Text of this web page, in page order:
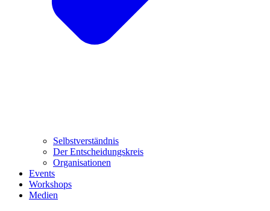
Selbstverständnis
Der Entscheidungskreis
Organisationen
Events
Workshops
Medien